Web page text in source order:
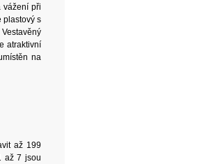
vážení při
plastový s
atraktivní
na
až 199
až 7 jsou